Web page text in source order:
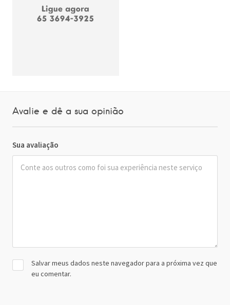
Avalie e dê a sua opinião
Sua avaliação
Salvar meus dados neste navegador para a próxima vez que
eu comentar.